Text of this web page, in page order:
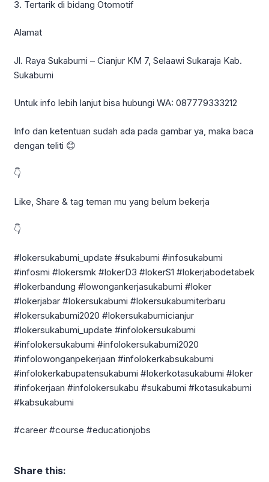
3. Tertarik di bidang Otomotif
Alamat
Jl. Raya Sukabumi – Cianjur KM 7, Selaawi Sukaraja Kab.
Sukabumi
Untuk info lebih lanjut bisa hubungi WA: 087779333212
Info dan ketentuan sudah ada pada gambar ya, maka baca
dengan teliti 😊
👇
Like, Share & tag teman mu yang belum bekerja
👇
#lokersukabumi_update #sukabumi #infosukabumi
#infosmi #lokersmk #lokerD3 #lokerS1 #lokerjabodetabek
#lokerbandung #lowongankerjasukabumi #loker
#lokerjabar #lokersukabumi #lokersukabumiterbaru
#lokersukabumi2020 #lokersukabumicianjur
#lokersukabumi_update #infolokersukabumi
#infolokersukabumi #infolokersukabumi2020
#infolowonganpekerjaan #infolokerkabsukabumi
#infolokerkabupatensukabumi #lokerkotasukabumi #loker
#infokerjaan #infolokersukabu #sukabumi #kotasukabumi
#kabsukabumi
#career #course #educationjobs
Share this: